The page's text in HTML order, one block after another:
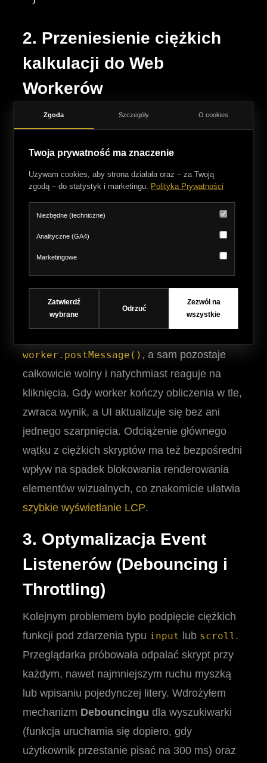
2. Przeniesienie ciężkich
kalkulacji do Web
Workerów
Skoro wątek główny powinien zajmować się
(o czym pisałem szerzej analizując
strony internetowej w przeglądarce), to
dlaczego mielibyśmy zmuszać go do
sortowania wielotysięcznych tablic JSON?
Web
Wydzieliłem całą logikę odpowiedzialną za
filtrowanie i wyszukiwanie tekstowe do
osobnego pliku workera. Teraz wątek główny
worker.postMessage() , a sam pozostaje
całkowicie wolny i natychmiast reaguje na
kliknięcia. Gdy worker kończy obliczenia w tle,
zwraca wynik, a UI aktualizuje się bez ani
jednego szarpnięcia. Odciążenie głównego
wątku z ciężkich skryptów ma też bezpośredni
wpływ na spadek blokowania renderowania
elementów wizualnych, co znakomicie ułatwia
szybkie wyświetlanie LCP.
3. Optymalizacja Event
Listenerów (Debouncing i
Throttling)
Kolejnym problemem było podpięcie ciężkich
funkcji pod zdarzenia typu input lub scroll.
Przeglądarka próbowała odpalać skrypt przy
każdym, nawet najmniejszym ruchu myszką
lub wpisaniu pojedynczej litery. Wdrożyłem
mechanizm Debouncingu dla wyszukiwarki
(funkcja uruchamia się dopiero, gdy
użytkownik przestanie pisać na 300 ms) oraz
Zgoda Szczegóły O cookies
Twoja prywatność ma znaczenie
Używam cookies, aby strona działała oraz – za Twoją
zgodą – do statystyk i marketingu. Polityka Prywatności
Niezbędne (techniczne)
Analityczne (GA4)
Marketingowe
Zatwierdź
wybrane
Odrzuć
Zezwól na
wszystkie